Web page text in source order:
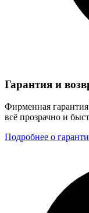
Гарантия и
Фирменная
всё прозрачно и
Подробнее о